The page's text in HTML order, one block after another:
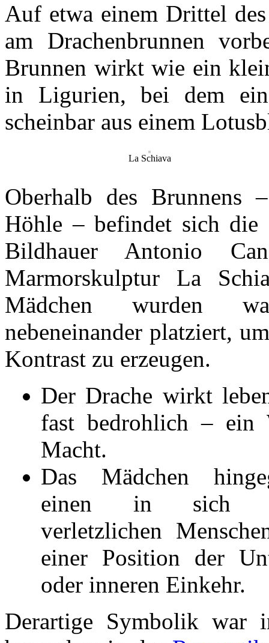
Auf etwa einem Drittel
am Drachenbrunnen
Brunnen wirkt wie ein
in Ligurien, bei dem ein
scheinbar aus einem
La Schiava
Oberhalb des Brunnens
Höhle – befindet sich die
Bildhauer Antonio
Marmorskulptur La
Mädchen wurden
nebeneinander platziert,
Kontrast zu erzeugen.
Der Drache wirkt
fast bedrohlich – ein
Macht.
Das Mädchen
einen in sich
verletzlichen
einer Position der
oder inneren Einkehr.
Derartige Symbolik war